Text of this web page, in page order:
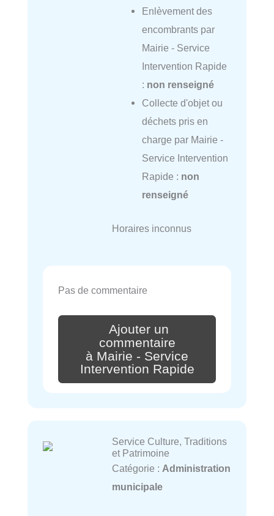
Enlèvement des
encombrants par
Mairie - Service
Intervention Rapide
: non renseigné
Collecte d'objet ou
déchets pris en
charge par Mairie -
Service Intervention
Rapide : non
renseigné
Horaires inconnus
Pas de commentaire
Ajouter un
commentaire
à Mairie - Service
Intervention Rapide
Service Culture, Traditions
et Patrimoine
Catégorie : Administration
municipale